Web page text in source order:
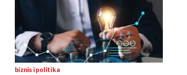
biznis i politika